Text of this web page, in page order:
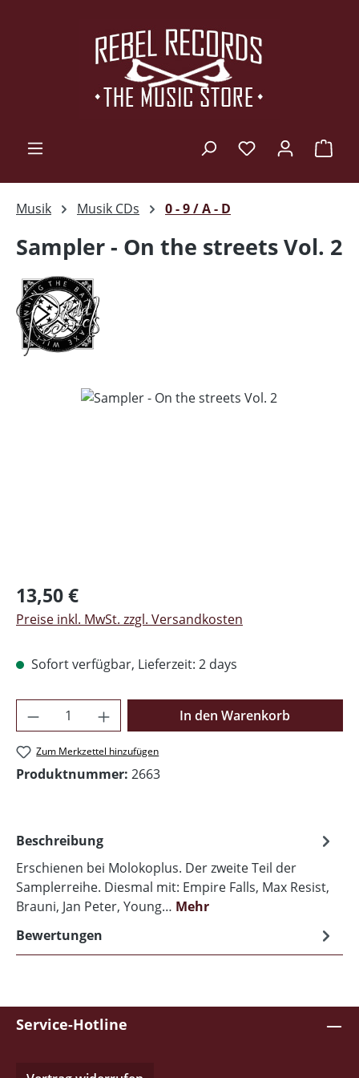
Musik Musik CDs 0 - 9 / A - D
Sampler - On the streets Vol. 2
Bildergalerie überspringen
Regulärer Preis:
13,50 €
Preise inkl. MwSt. zzgl. Versandkosten
Sofort verfügbar, Lieferzeit: 2 days
Produkt Anzahl: Gib den gewünschten
In den Warenkorb
Zum Merkzettel hinzufügen
Produktnummer: 2663
Beschreibung
Erschienen bei Molokoplus. Der zweite Teil der
Samplerreihe. Diesmal mit: Empire Falls, Max Resist,
Brauni, Jan Peter, Young… Mehr
Bewertungen
Service-Hotline